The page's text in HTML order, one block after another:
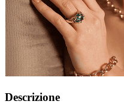
Descrizione